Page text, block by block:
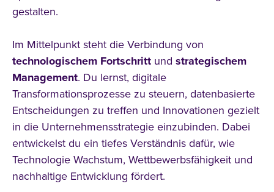
gestalten.
Im Mittelpunkt steht die Verbindung von
technologischem Fortschritt und strategischem
Management. Du lernst, digitale
Transformationsprozesse zu steuern, datenbasierte
Entscheidungen zu treffen und Innovationen gezielt
in die Unternehmensstrategie einzubinden. Dabei
entwickelst du ein tiefes Verständnis dafür, wie
Technologie Wachstum, Wettbewerbsfähigkeit und
nachhaltige Entwicklung fördert.